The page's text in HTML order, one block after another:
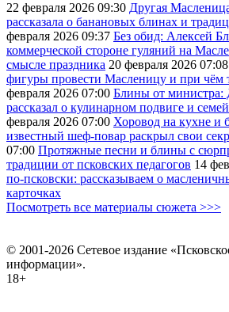
22 февраля 2026 09:30 Другая
рассказала о банановых блинах и
февраля 2026 09:37 Без обид: Алексей
коммерческой стороне гуляний на
смысле праздника 20 февраля 2026 07:08
фигуры провести Масленицу и при чём
февраля 2026 07:00 Блины от министра:
рассказал о кулинарном подвиге и
февраля 2026 07:00 Хоровод на кухне и
известный шеф-повар раскрыл свои
07:00 Протяжные песни и блины с
традиции от псковских педагогов 14
по-псковски: рассказываем о
карточках
Посмотреть все материалы сюжета >>>
© 2001-2026 Сетевое издание
информации».
18+